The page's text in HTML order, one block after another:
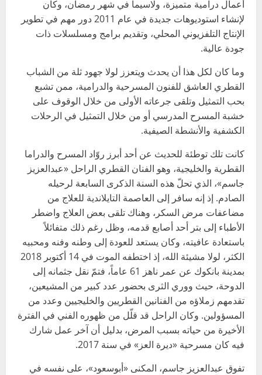
أعمال درامية متميزة، ولاسيما في شهر رمضان، وكان
لإنشاء استوديوهات جديدة في عام 2011 دور مهم في تطوير
الإنتاج التلفزيوني المحلي، وتقديم برامج ومسلسلات ذات
جودة عالية.
وما كان لكل هذا أن يحدث ويتعزز لولا جهود ثلة من الشباب
القطري العاشق للفنون المسرحية والدرامية، ممن تشبع
بحب التمثيل وتلقى جرعاته الأولى من خلال الوقوف على
خشبة المسرح المدرسي أو من خلال التمثيل في الرحلات
الكشفية والأنشطة الصيفية.
كانت تلك توطئة للحديث عن أحد أبرز روّاد المسرح والدراما
القطرية والخليجية، وهو الفنان القطري الراحل «عبدالعزيز
جاسم»، الذي تحلّ هذه السنة الذكرى السابعة لرحيله
الصادم. إذ إنه سافر إلى العاصمة التايلاندية للعلاج من
مضاعفات مرض السكر، وهناك تلقى بعض العلاج واضطر
الأطباء إلى بتر أحد أصابع قدمه، وظل رغم ذلك متفائلاً
باستعادة عافيته، وكان يستعد للعودة إلى وطنه وفنه ومحبيه
الكثر، لولا مشيئة الله، إذ اختطفه الموت في 14 أكتوبر 2018
بمدينة بانكوك عن عمر ناهز 61 عاماً، فتمّ نقل جثمانه إلى
الدوحة، حيث ووري الثرى بحضور عدد كبير من المشيعين،
تقدمهم زملاؤه من الفنانين القطريين والخليجيين وعدد من
المسؤولين. وكان الراحل قد قلّل من ظهوره الفني في الفترة
الأخيرة من حياته بسبب المرض، بدليل أن آخر عمل شارك
فيه كان مسرحية «ديرة العز» في سنة 2017.
تفوق عبدالعزيز جاسم، المكنى «أبوسعود»، على نفسه في